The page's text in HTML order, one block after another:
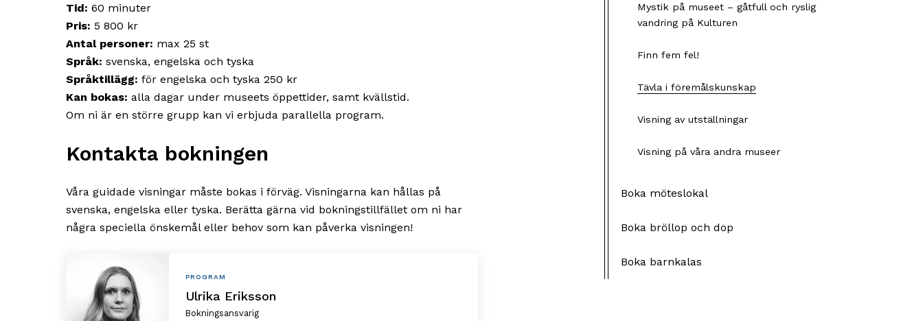
Tid: 60 minuter
Pris: 5 800 kr
Antal personer: max 25 st
Språk: svenska, engelska och tyska
Språktillägg: för engelska och tyska 250 kr
Kan bokas: alla dagar under museets öppettider, samt kvällstid.
Om ni är en större grupp kan vi erbjuda parallella program.
Kontakta bokningen
Våra guidade visningar måste bokas i förväg. Visningarna kan hållas på
svenska, engelska eller tyska. Berätta gärna vid bokningstillfället om ni har
några speciella önskemål eller behov som kan påverka visningen!
Personlig
information
PROGRAM
Ulrika Eriksson
Bokningsansvarig
Mystik på museet – gåtfull och ryslig
vandring på Kulturen
Finn fem fel!
Tävla i föremålskunskap
Visning av utställningar
Visning på våra andra museer
Boka möteslokal
Boka bröllop och dop
Boka barnkalas